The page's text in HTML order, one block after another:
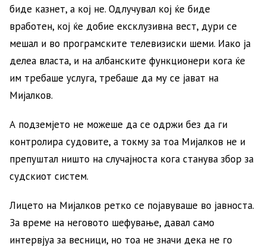
биде казнет, а кој не. Одлучувал кој ќе биде
вработен, кој ќе добие ексклузивна вест, дури се
мешал и во програмските телевизиски шеми. Иако ја
делеа власта, и на албанските функционери кога ќе
им требаше услуга, требаше да му се јават на
Мијалков.
А подземјето не можеше да се одржи без да ги
контролира судовите, а токму за тоа Мијалков не и
препуштал ништо на случајноста кога станува збор за
судскиот систем.
Лицето на Мијалков ретко се појавуваше во јавноста.
За време на неговото шефување, давал само
интервјуа за весници, но тоа не значи дека не го